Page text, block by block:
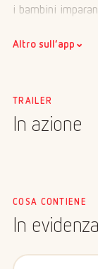
i bambini
pubblicità, senza
Altro sull’app ⌄
TRAILER
In azione
COSA CONTIENE
In evidenza